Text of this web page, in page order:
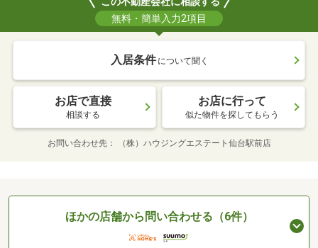
無料・簡単入力2項目
入居条件 について聞く
お店で直接
相談する
お店に行って
似た物件を探してもらう
お問い合わせ先 （株）ハウジングエステート仙台駅前店
ほかの店舗から問い合わせる（6件）